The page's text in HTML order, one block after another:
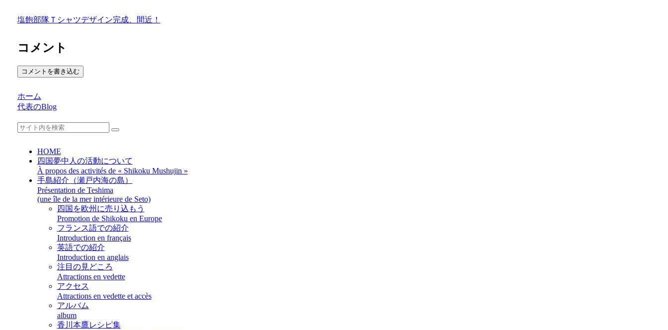
塩飽部隊Ｔシャツデザイン完成、間近！
コメント
コメントを書き込む
ホーム
代表のBlog
HOME
四国夢中人の活動について
À propos des activités de « Shikoku Mushujin »
手島紹介（瀬戸内海の島）
Présentation de Teshima
(une île de la mer intérieure de Seto)
四国を欧州に売り込もう
Promotion de Shikoku en Europe
フランス語での紹介
Introduction en français
英語での紹介
Introduction en anglais
注目の見どころ
Attractions en vedette
アクセス
Attractions en vedette et accès
アルバム
album
香川本鷹レシピ集